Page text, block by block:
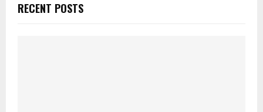
RECENT POSTS